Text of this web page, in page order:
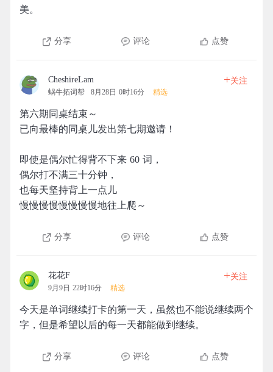
美。
分享 评论 点赞
CheshireLam
蜗牛拓词帮 8月28日 0时16分 精选
+关注
第六期同桌结束～
已向最棒的同桌儿发出第七期邀请！
即使是偶尔忙得背不下来 60 词，
偶尔打不满三十分钟，
也每天坚持背上一点儿
慢慢慢慢慢慢慢慢地往上爬～
分享 评论 点赞
花花F
9月9日 22时16分 精选
+关注
今天是单词继续打卡的第一天，虽然也不能说继续两个
字，但是希望以后的每一天都能做到继续。
分享 评论 点赞